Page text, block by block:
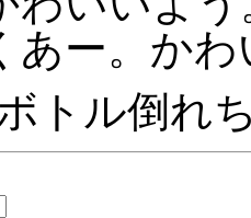
あー。かわ
トル倒れ